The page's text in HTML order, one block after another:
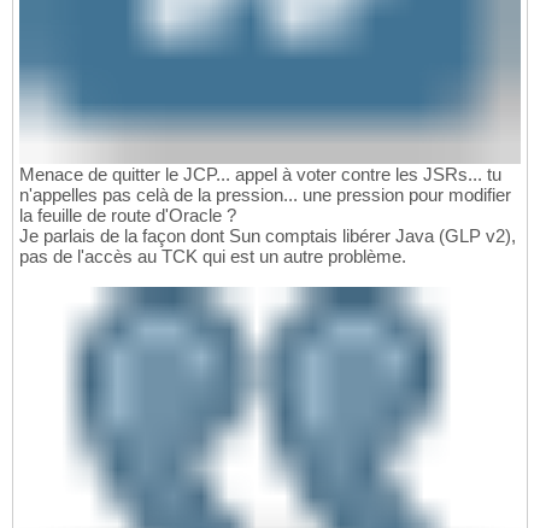
Menace de quitter le JCP... appel à voter contre les JSRs... tu
n'appelles pas celà de la pression... une pression pour modifier
la feuille de route d'Oracle ?
Je parlais de la façon dont Sun comptais libérer Java (GLP v2),
pas de l'accès au TCK qui est un autre problème.